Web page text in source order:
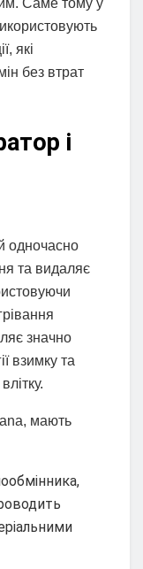
які
без втрат
і
одночасно
та видаляє
значно
взимку та
мають